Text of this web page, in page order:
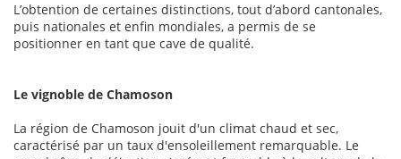
L’obtention de certaines distinctions, tout d’abord cantonales,
puis nationales et enfin mondiales, a permis de se
positionner en tant que cave de qualité.
Le vignoble de Chamoson
La région de Chamoson jouit d'un climat chaud et sec,
caractérisé par un taux d'ensoleillement remarquable. Le